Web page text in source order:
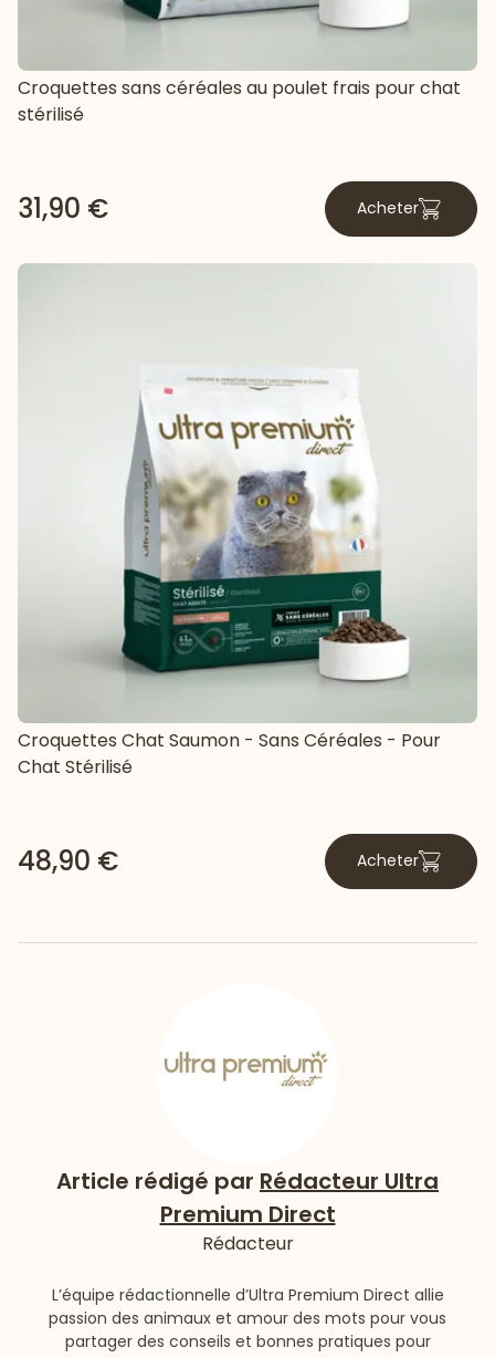
Croquettes sans céréales au poulet frais pour chat
stérilisé
31,90 € Acheter
Croquettes Chat Saumon - Sans Céréales - Pour
Chat Stérilisé
48,90 € Acheter
Article rédigé par Rédacteur Ultra
Premium Direct
Rédacteur
L’équipe rédactionnelle d’Ultra Premium Direct allie
passion des animaux et amour des mots pour vous
partager des conseils et bonnes pratiques pour